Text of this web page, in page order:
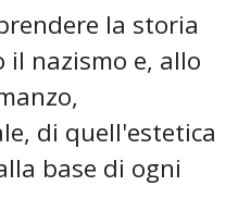
la storia
il nazismo e, allo
di quell'estetica
base di ogni